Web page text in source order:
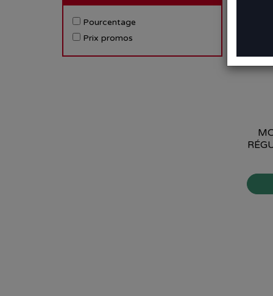
Pourcentage
Prix promos